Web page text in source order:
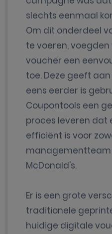
slechts eenmaal
Om dit onderdeel
te voeren,
voucher een
toe. Deze geeft
eens eerder is
Coupontools een
proces leveren dat
efficiënt is voor
managementteam
McDonald's.
Er is een grote
traditionele
huidige digitale